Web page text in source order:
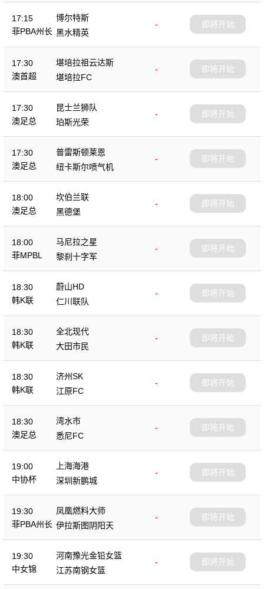
17:15
菲PBA州长
博尔特斯
-
黑水精英
即将开始
17:30
澳首超
堪培拉祖云达斯
-
堪培拉FC
即将开始
17:30
澳足总
昆士兰狮队
-
珀斯光荣
即将开始
17:30
澳足总
普雷斯顿莱恩
-
纽卡斯尔喷气机
即将开始
18:00
澳足总
坎伯兰联
-
黑德堡
即将开始
18:00
菲MPBL
马尼拉之星
-
黎刹十字军
即将开始
18:30
韩K联
蔚山HD
-
仁川联队
即将开始
18:30
韩K联
全北现代
-
大田市民
即将开始
18:30
韩K联
济州SK
-
江原FC
即将开始
18:30
澳足总
湾水市
-
悉尼FC
即将开始
19:00
中协杯
上海海港
-
深圳新鹏城
即将开始
19:30
菲PBA州长
凤凰燃料大师
-
伊拉斯图阴阳天
即将开始
19:30
中女锦
河南豫光金铅女篮
-
江苏南钢女篮
即将开始